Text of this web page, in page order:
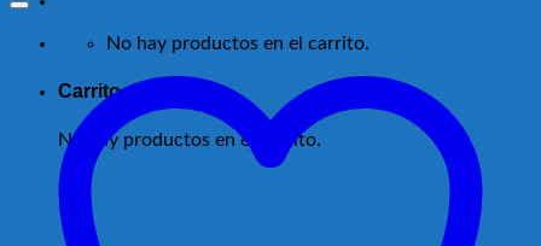
No hay productos en el carrito.
Carrito
No hay productos en el carrito.